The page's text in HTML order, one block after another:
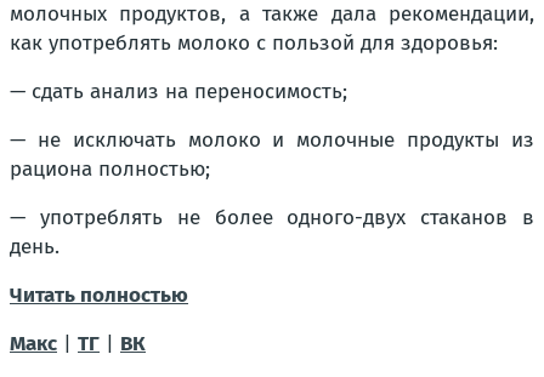
молочных продуктов, а также дала рекомендации,
как употреблять молоко с пользой для здоровья:
— сдать анализ на переносимость;
— не исключать молоко и молочные продукты из
рациона полностью;
— употреблять не более одного-двух стаканов в
день.
Читать полностью
Макс
ТГ ВК